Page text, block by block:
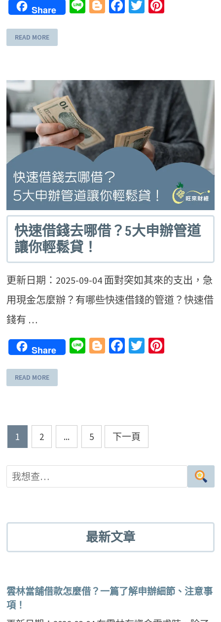
Share LineBlogger
Facebook
Twitter
READ MORE
快速借錢去哪借？5大申辦管道
讓你輕鬆貸！
更新日期：2025-09-04 面對突如其來的支出，急
用現金怎麼辦？有哪些快速借錢的管道？快速借
錢有 …
Share LineBlogger
Facebook
Twitter
READ MORE
文
章
導
覽
1 2 ... 5 下一頁
最新文章
雲林當舖借款怎麼借？一篇了解申辦細節、注意事
項！